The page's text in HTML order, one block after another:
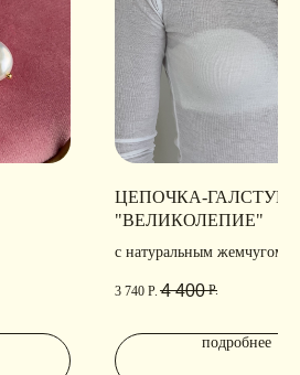
ЦЕПОЧКА-ГАЛСТУК
"ВЕЛИКОЛЕПИЕ"
с натуральным жемчугом
3 740 Р. 4 400 Р.
подробнее